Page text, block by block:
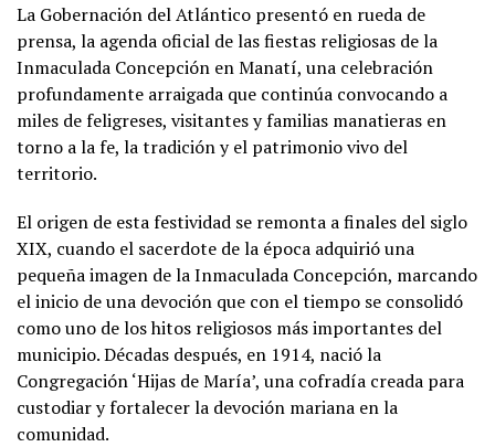
La Gobernación del Atlántico presentó en rueda de
prensa, la agenda oficial de las fiestas religiosas de la
Inmaculada Concepción en Manatí, una celebración
profundamente arraigada que continúa convocando a
miles de feligreses, visitantes y familias manatieras en
torno a la fe, la tradición y el patrimonio vivo del
territorio.
El origen de esta festividad se remonta a finales del siglo
XIX, cuando el sacerdote de la época adquirió una
pequeña imagen de la Inmaculada Concepción, marcando
el inicio de una devoción que con el tiempo se consolidó
como uno de los hitos religiosos más importantes del
municipio. Décadas después, en 1914, nació la
Congregación ‘Hijas de María’, una cofradía creada para
custodiar y fortalecer la devoción mariana en la
comunidad.